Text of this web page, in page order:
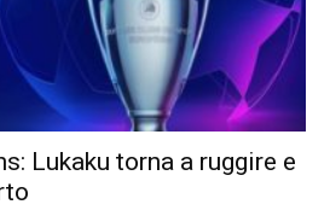
Lukaku torna a ruggire e